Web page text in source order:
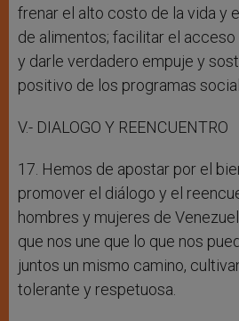
frenar el alto costo de la vida y
de alimentos; facilitar el acceso
y darle verdadero empuje y
positivo de los programas
V.- DIALOGO Y REENCUENTRO
17. Hemos de apostar por el
promover el diálogo y el
hombres y mujeres de
que nos une que lo que nos
juntos un mismo camino,
tolerante y respetuosa.